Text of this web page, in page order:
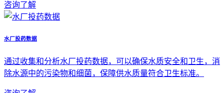
咨询了解
水厂投药数据
通过收集和分析水厂投药数据，可以确保水质安全和卫生，消
除水源中的污染物和细菌，保障供水质量符合卫生标准。